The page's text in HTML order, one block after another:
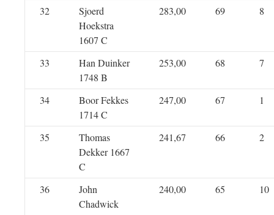
32
Sjoerd
Hoekstra
1607 C
283,00 69 8
33
Han Duinker
1748 B
253,00 68 7
34
Boor Fekkes
1714 C
247,00 67 1
35
Thomas
Dekker 1667
C
241,67 66 2
36
John
Chadwick
240,00 65 10